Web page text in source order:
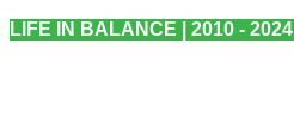
LIFE IN BALANCE | 2010 - 2024